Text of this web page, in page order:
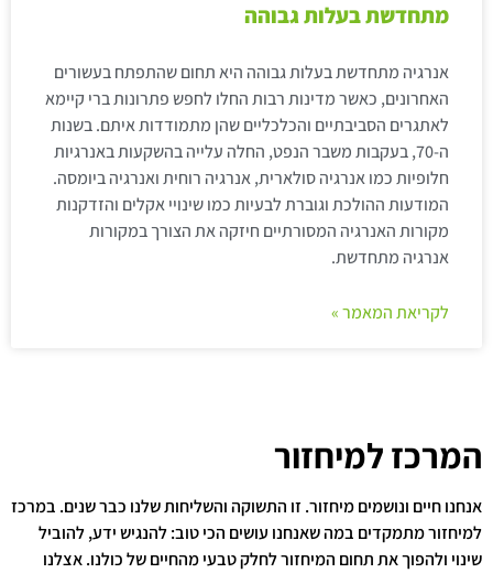
מתחדשת בעלות גבוהה
אנרגיה מתחדשת בעלות גבוהה היא תחום שהתפתח בעשורים
האחרונים, כאשר מדינות רבות החלו לחפש פתרונות ברי קיימא
לאתגרים הסביבתיים והכלכליים שהן מתמודדות איתם. בשנות
ה-70, בעקבות משבר הנפט, החלה עלייה בהשקעות באנרגיות
חלופיות כמו אנרגיה סולארית, אנרגיה רוחית ואנרגיה ביומסה.
המודעות ההולכת וגוברת לבעיות כמו שינויי אקלים והזדקנות
מקורות האנרגיה המסורתיים חיזקה את הצורך במקורות
אנרגיה מתחדשת.
לקריאת המאמר »
המרכז למיחזור
אנחנו חיים ונושמים מיחזור. זו התשוקה והשליחות שלנו כבר שנים. במרכז
למיחזור מתמקדים במה שאנחנו עושים הכי טוב: להנגיש ידע, להוביל
שינוי ולהפוך את תחום המיחזור לחלק טבעי מהחיים של כולנו. אצלנו